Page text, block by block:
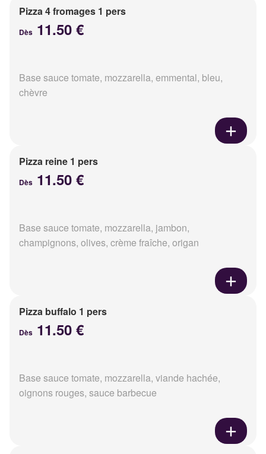
Pizza 4 fromages 1 pers
Dès 11.50 €
Base sauce tomate, mozzarella, emmental, bleu,
chèvre
Pizza reine 1 pers
Dès 11.50 €
Base sauce tomate, mozzarella, jambon,
champignons, olives, crème fraîche, origan
Pizza buffalo 1 pers
Dès 11.50 €
Base sauce tomate, mozzarella, viande hachée,
oignons rouges, sauce barbecue